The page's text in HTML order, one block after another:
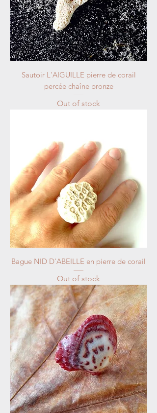
Sautoir L'AIGUILLE pierre de corail
percée chaîne bronze
Out of stock
Bague NID D'ABEILLE en pierre de corail
Out of stock